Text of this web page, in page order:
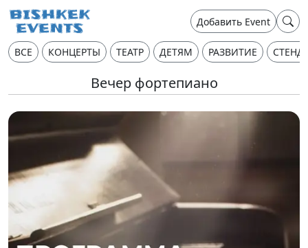
Добавить Event
ВСЕ КОНЦЕРТЫ ТЕАТР ДЕТЯМ РАЗВИТИЕ
Вечер фортепиано